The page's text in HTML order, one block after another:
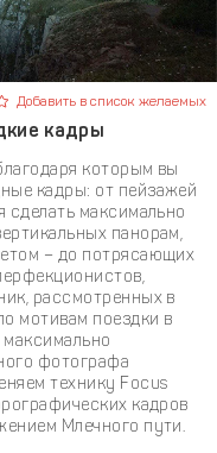
Добавить в список желаемых
кадры
которым вы
кадры: от пейзажей
сделать максимально
панорам,
– до потрясающих
рассмотренных в
мотивам поездки в
максимально
фотографа
технику Focus
кадров
Млечного пути.